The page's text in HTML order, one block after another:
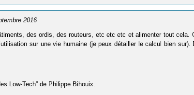
2016
des ordis, des routeurs, etc etc etc et alimenter tout cela.
sur une vie humaine (je peux détailler le calcul bien sur).
Low-Tech” de Philippe Bihouix.